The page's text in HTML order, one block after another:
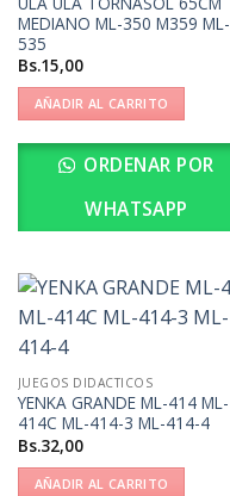
MEDIANO ML-350 M359 ML-
535
Bs.15,00
AÑADIR AL CARRITO
ORDENAR POR
WHATSAPP
JUEGOS DIDACTICOS
YENKA GRANDE ML-414 ML-
414C ML-414-3 ML-414-4
Bs.32,00
AÑADIR AL CARRITO